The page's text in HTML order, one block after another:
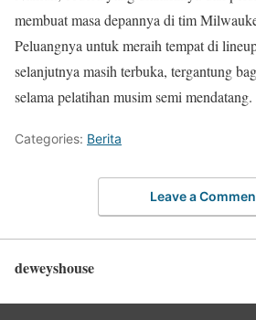
membuat masa depannya di tim
Peluangnya untuk meraih tempat di
selanjutnya masih terbuka, tergantung
selama pelatihan musim semi mendatang.
Categories: Berita
Leave a
deweyshouse